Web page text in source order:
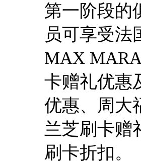
第一阶段的
员可享受法
MAX
卡赠礼优惠
优惠、周大
兰芝刷卡赠
刷卡折扣。